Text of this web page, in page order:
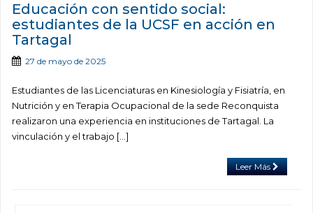
Educación con sentido social:
estudiantes de la UCSF en acción en
Tartagal
27 de mayo de 2025
Estudiantes de las Licenciaturas en Kinesiología y Fisiatría, en
Nutrición y en Terapia Ocupacional de la sede Reconquista
realizaron una experiencia en instituciones de Tartagal. La
vinculación y el trabajo […]
Leer Más